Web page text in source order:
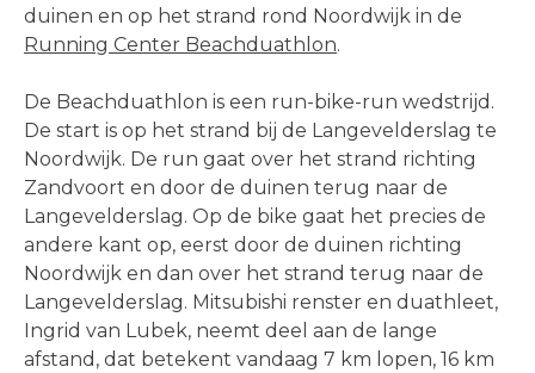
duinen en op het strand rond Noordwijk in de
Running Center Beachduathlon.
De Beachduathlon is een run-bike-run wedstrijd.
De start is op het strand bij de Langevelderslag te
Noordwijk. De run gaat over het strand richting
Zandvoort en door de duinen terug naar de
Langevelderslag. Op de bike gaat het precies de
andere kant op, eerst door de duinen richting
Noordwijk en dan over het strand terug naar de
Langevelderslag. Mitsubishi renster en duathleet,
Ingrid van Lubek, neemt deel aan de lange
afstand, dat betekent vandaag 7 km lopen, 16 km